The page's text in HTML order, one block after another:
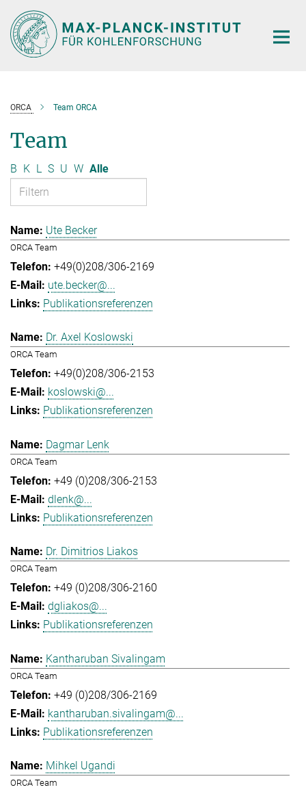
Hauptinhalt
ORCA Team ORCA
Team
B K L S U W Alle
Ute Becker
ORCA Team
+49(0)208/306-2169
ute.becker@...
Publikationsreferenzen
Dr. Axel Koslowski
ORCA Team
+49(0)208/306-2153
koslowski@...
Publikationsreferenzen
Dagmar Lenk
ORCA Team
+49 (0)208/306-2153
dlenk@...
Publikationsreferenzen
Dr. Dimitrios Liakos
ORCA Team
+49 (0)208/306-2160
dgliakos@...
Publikationsreferenzen
Kantharuban Sivalingam
ORCA Team
+49 (0)208/306-2169
kantharuban.sivalingam@...
Publikationsreferenzen
Mihkel Ugandi
ORCA Team